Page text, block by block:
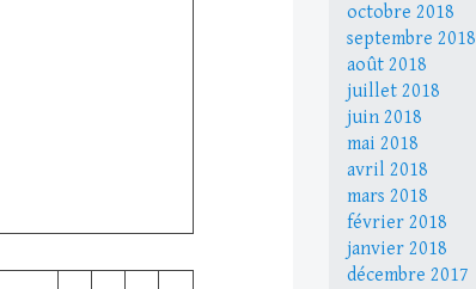
octobre 2018
septembre 2018
août 2018
juillet 2018
juin 2018
mai 2018
avril 2018
mars 2018
février 2018
janvier 2018
décembre 2017